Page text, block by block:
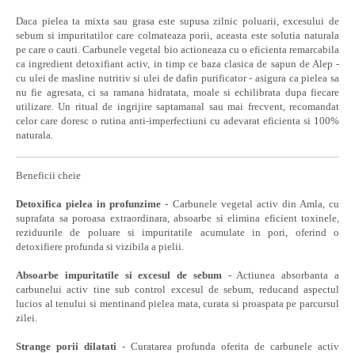
Daca pielea ta mixta sau grasa este supusa zilnic poluarii, excesului de
sebum si impuritatilor care colmateaza porii, aceasta este solutia naturala
pe care o cauti. Carbunele vegetal bio actioneaza cu o eficienta remarcabila
ca ingredient detoxifiant activ, in timp ce baza clasica de sapun de Alep -
cu ulei de masline nutritiv si ulei de dafin purificator - asigura ca pielea sa
nu fie agresata, ci sa ramana hidratata, moale si echilibrata dupa fiecare
utilizare. Un ritual de ingrijire saptamanal sau mai frecvent, recomandat
celor care doresc o rutina anti-imperfectiuni cu adevarat eficienta si 100%
naturala.
Beneficii cheie
Detoxifica pielea in profunzime - Carbunele vegetal activ din Amla, cu
suprafata sa poroasa extraordinara, absoarbe si elimina eficient toxinele,
reziduurile de poluare si impuritatile acumulate in pori, oferind o
detoxifiere profunda si vizibila a pielii.
Absoarbe impuritatile si excesul de sebum- Actiunea absorbanta a
carbunelui activ tine sub control excesul de sebum, reducand aspectul
lucios al tenului si mentinand pielea mata, curata si proaspata pe parcursul
zilei.
Strange porii dilatati- Curatarea profunda oferita de carbunele activ